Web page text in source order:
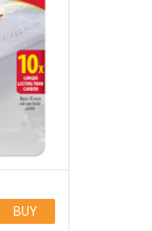
BUY